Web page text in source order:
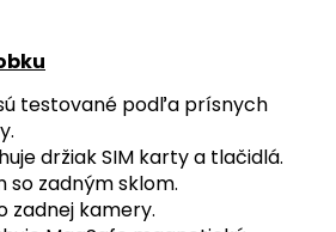
testované podľa prísnych
držiak SIM karty a tlačidlá.
so zadným sklom.
zadnej kamery.